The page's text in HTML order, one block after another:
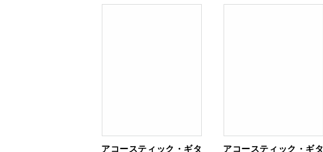
アコースティック・ギタ
アコースティック・ギタ